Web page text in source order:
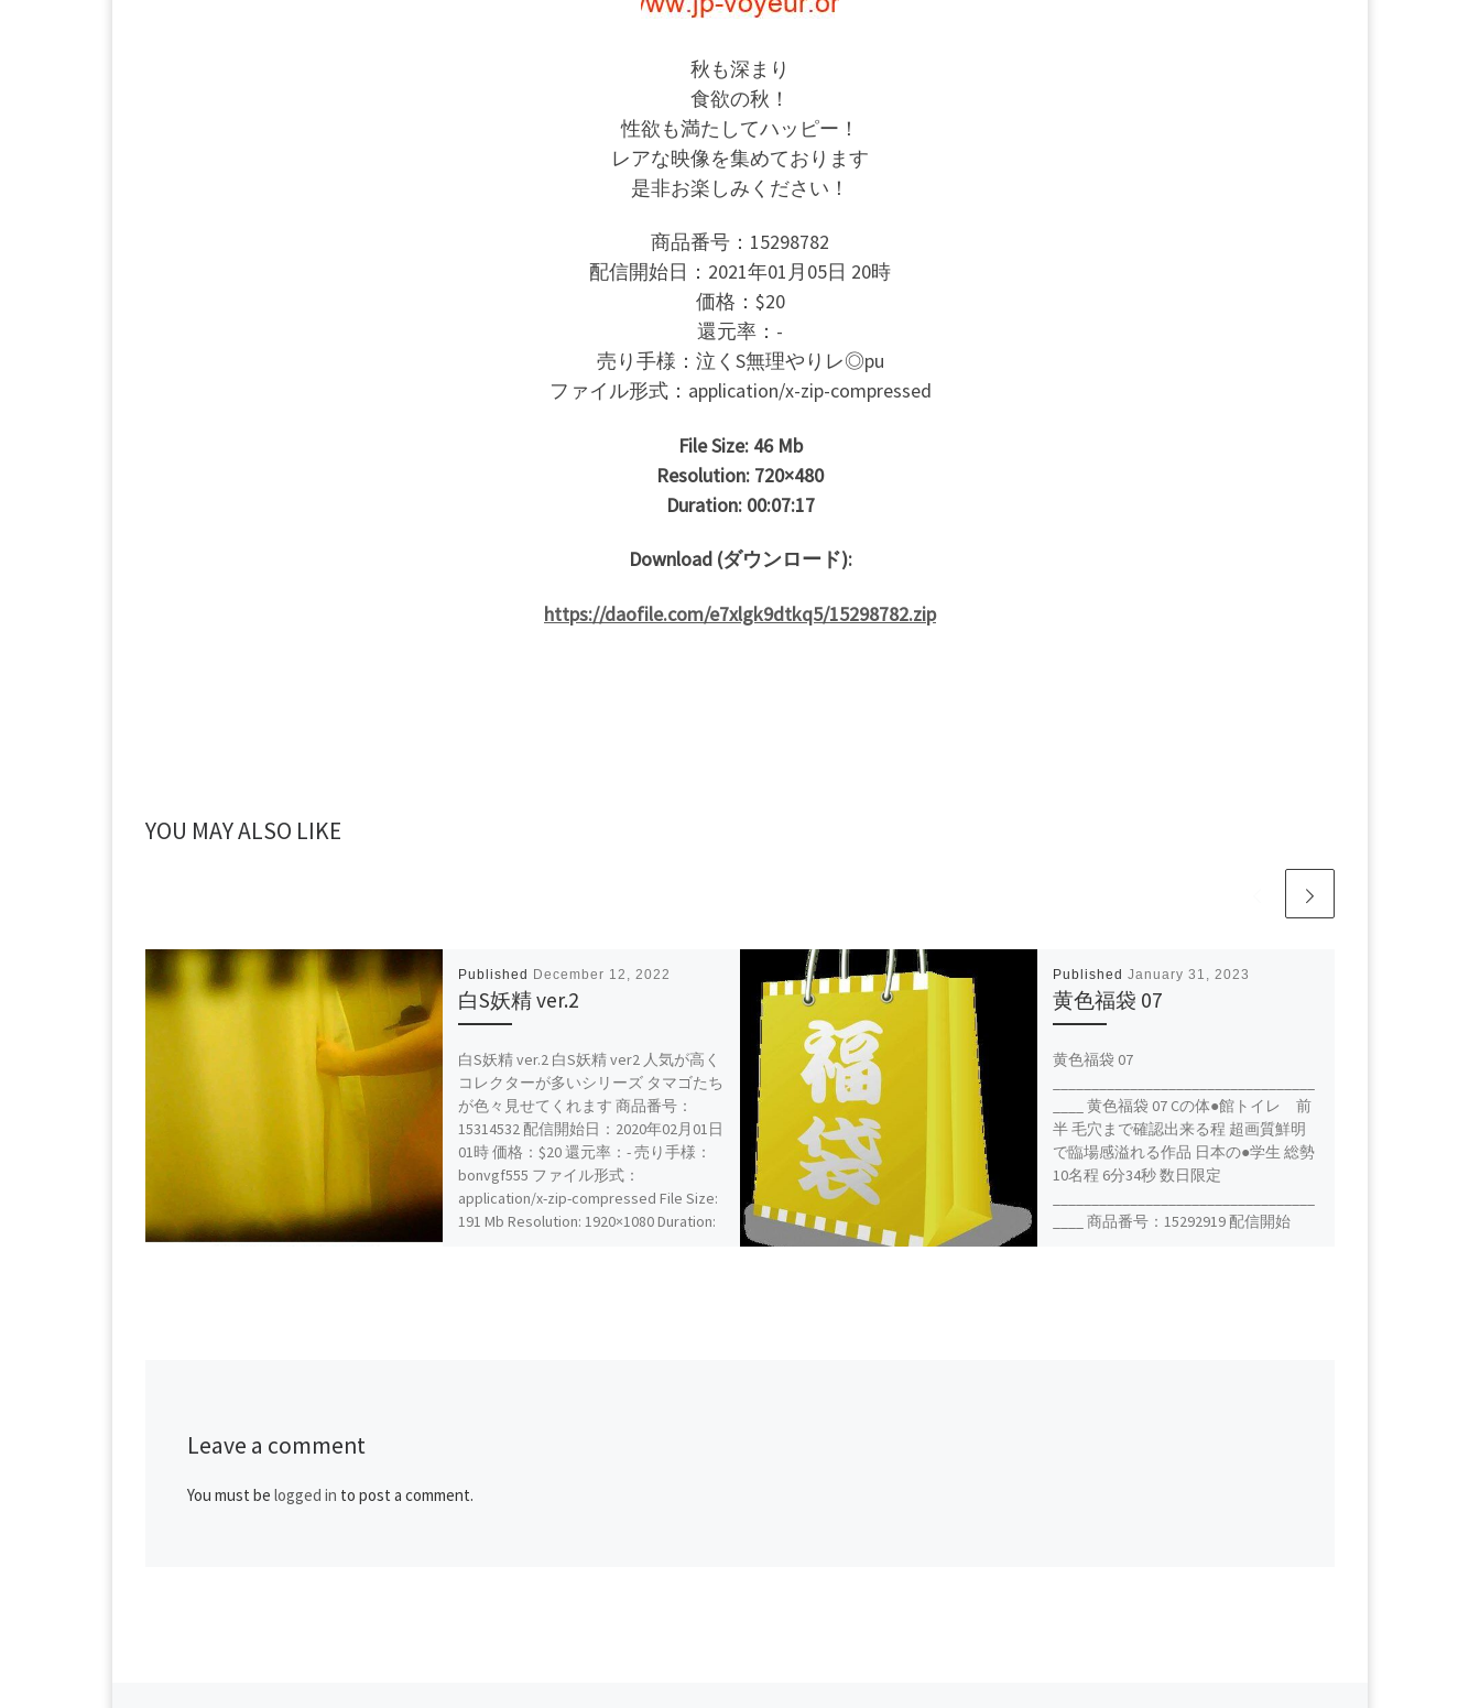
秋も深まり
食欲の秋！
性欲も満たしてハッピー！
レアな映像を集めております
是非お楽しみください！
商品番号：15298782
配信開始日：2021年01月05日 20時
価格：$20
還元率：-
売り手様：泣くS無理やりレ◎pu
ファイル形式：application/x-zip-compressed
File Size: 46 Mb
Resolution: 720×480
Duration: 00:07:17
Download (ダウンロード):
https://daofile.com/e7xlgk9dtkq5/15298782.zip
YOU MAY ALSO LIKE
Published December 12, 2022
白S妖精 ver.2
白S妖精 ver.2 白S妖精 ver2 人気が高く
コレクターが多いシリーズ タマゴたち
が色々見せてくれます 商品番号：
15314532 配信開始日：2020年02月01日
01時 価格：$20 還元率：- 売り手様：
bonvgf555 ファイル形式：
application/x-zip-compressed File Size:
191 Mb Resolution: 1920×1080 Duration:
PublishedJanuary 31, 2023
黄色福袋 07
黄色福袋 07
____ 黄色福袋 07 Cの体●館トイレ 前
半 毛穴まで確認出来る程 超画質鮮明
で臨場感溢れる作品 日本の●学生 総勢
10名程 6分34秒 数日限定
____ 商品番号：15292919 配信開始
Leave a comment
You must be logged in to post a comment.